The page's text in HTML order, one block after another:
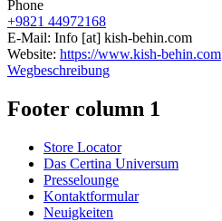
Phone
+9821 44972168
E-Mail: Info [at] kish-behin.com
Website: https://www.kish-behin.com
Wegbeschreibung
Footer column 1
Store Locator
Das Certina Universum
Presselounge
Kontaktformular
Neuigkeiten